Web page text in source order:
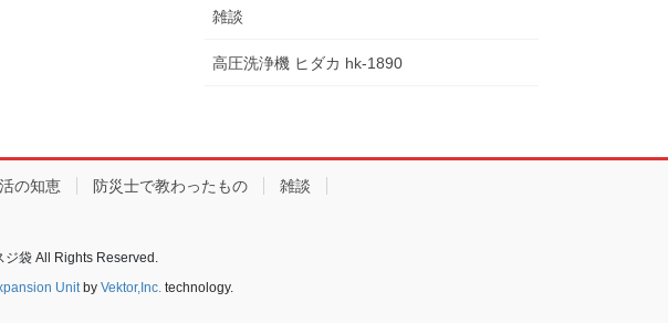
雑談
高圧洗浄機 ヒダカ hk-1890
の知恵 防災士で教わったもの 雑談
袋 All Rights Reserved.
Unit by Vektor,Inc. technology.